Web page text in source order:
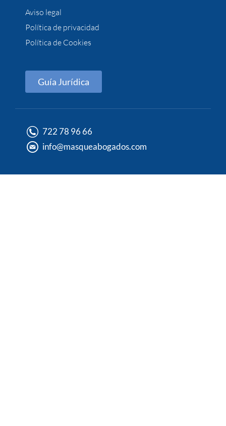
Aviso legal
Política de privacidad
Política de Cookies
Guía Jurídica
722 78 96 66
info@masqueabogados.com